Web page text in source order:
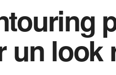
un look